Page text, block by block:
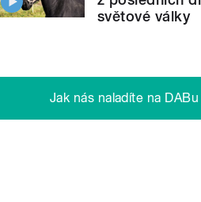
světové války
Jak nás naladíte na DABu